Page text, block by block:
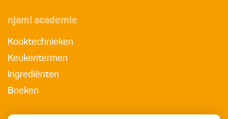
njam! academie
Kooktechnieken
Keukentermen
Ingrediënten
Boeken